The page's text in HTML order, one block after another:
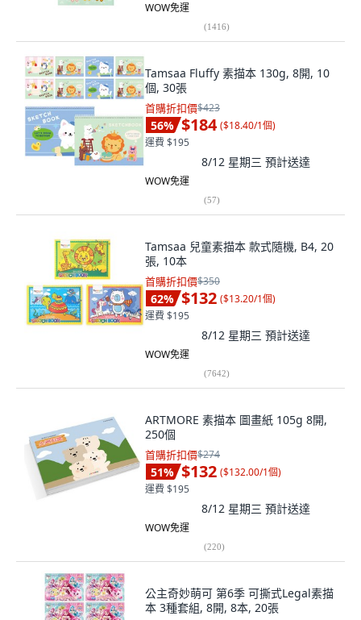
WOW免運
(1416)
Tamsaa Fluffy 素描本 130g, 8開, 10
個, 30張
首購折扣價$423
56% $184 ($18.40/1個)
運費 $195
8/12 星期三 預計送達
WOW免運
(57)
Tamsaa 兒童素描本 款式隨機, B4, 20
張, 10本
首購折扣價$350
62% $132 ($13.20/1個)
運費 $195
8/12 星期三 預計送達
WOW免運
(7642)
ARTMORE 素描本 圖畫紙 105g 8開,
250個
首購折扣價$274
51% $132 ($132.00/1個)
運費 $195
8/12 星期三 預計送達
WOW免運
(220)
公主奇妙萌可 第6季 可撕式Legal素描
本 3種套組, 8開, 8本, 20張